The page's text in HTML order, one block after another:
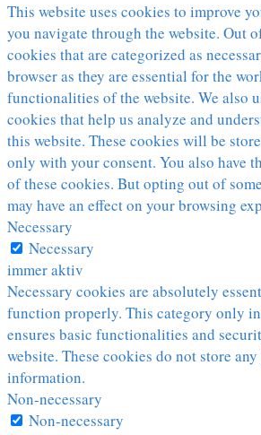
This website uses cookies to improve
you navigate through the website. Out
cookies that are categorized as
browser as they are essential for the
functionalities of the website. We also
cookies that help us analyze and
this website. These cookies will be
only with your consent. You also have
of these cookies. But opting out of
may have an effect on your browsing
Necessary
Necessary
immer aktiv
Necessary cookies are absolutely
function properly. This category only
ensures basic functionalities and
website. These cookies do not store
information.
Non-necessary
Non-necessary